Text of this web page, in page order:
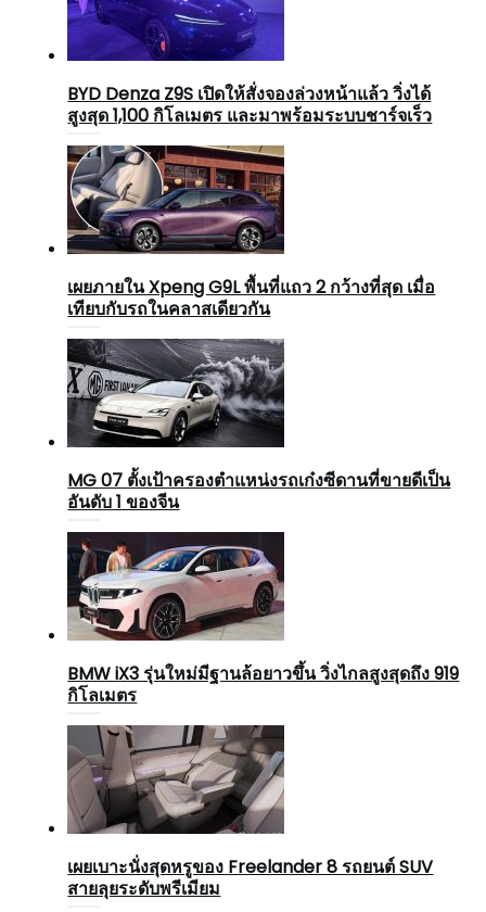
BYD Denza Z9S เปิดให้สั่งจองล่วงหน้าแล้ว วิ่งได้
สูงสุด 1,100 กิโลเมตร และมาพร้อมระบบชาร์จเร็ว
เผยภายใน Xpeng G9L พื้นที่แถว 2 กว้างที่สุด เมื่อ
เทียบกับรถในคลาสเดียวกัน
MG 07 ตั้งเป้าครองตำแหน่งรถเก๋งซีดานที่ขายดีเป็น
อันดับ 1 ของจีน
BMW iX3 รุ่นใหม่มีฐานล้อยาวขึ้น วิ่งไกลสูงสุดถึง 919
กิโลเมตร
เผยเบาะนั่งสุดหรูของ Freelander 8 รถยนต์ SUV
สายลุยระดับพรีเมียม